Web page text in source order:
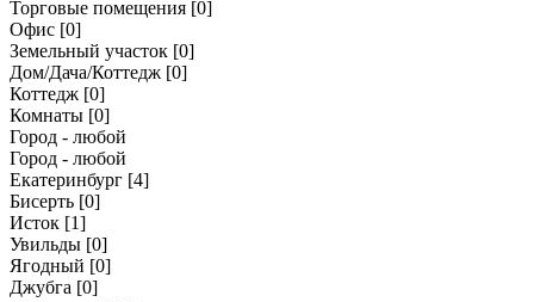
Торговые помещения [0]
Офис [0]
Земельный участок [0]
Дом/Дача/Коттедж [0]
Коттедж [0]
Комнаты [0]
Город - любой
Город - любой
Екатеринбург [4]
Бисерть [0]
Исток [1]
Увильды [0]
Ягодный [0]
Джубга [0]